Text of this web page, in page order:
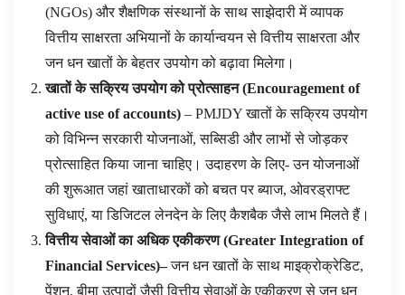
(NGOs) और शैक्षणिक संस्थानों के साथ साझेदारी में व्यापक
वित्तीय साक्षरता अभियानों के कार्यान्वयन से वित्तीय साक्षरता और
जन धन खातों के बेहतर उपयोग को बढ़ावा मिलेगा।
खातों के सक्रिय उपयोग को प्रोत्साहन(Encouragement of
active use of accounts) – PMJDY खातों के सक्रिय उपयोग
को विभिन्न सरकारी योजनाओं, सब्सिडी और लाभों से जोड़कर
प्रोत्साहित किया जाना चाहिए। उदाहरण के लिए- उन योजनाओं
की शुरूआत जहां खाताधारकों को बचत पर ब्याज, ओवरड्राफ्ट
सुविधाएं, या डिजिटल लेनदेन के लिए कैशबैक जैसे लाभ मिलते हैं।
वित्तीय सेवाओं का अधिक एकीकरण(Greater Integration of
Financial Services)–जन धन खातों के साथ माइक्रोक्रेडिट,
पेंशन, बीमा उत्पादों जैसी वित्तीय सेवाओं के एकीकरण से जन धन